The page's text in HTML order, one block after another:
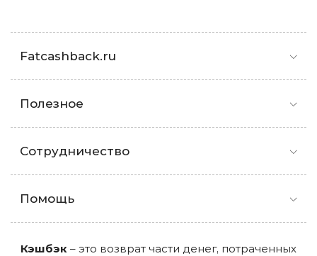
Fatcashback.ru
Полезное
Сотрудничество
Помощь
Кэшбэк – это возврат части денег, потраченных